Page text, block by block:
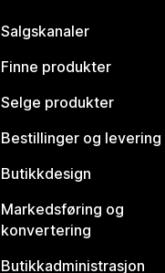
Salgskanaler
Finne produkter
Selge produkter
Bestillinger og levering
Butikkdesign
Markedsføring og
konvertering
Butikkadministrasjon